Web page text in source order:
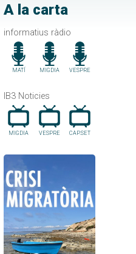
A la carta
informatius ràdio
MATÍ MIGDIA VESPRE
IB3 Noticies
MIGDIA VESPRE CAP.SET